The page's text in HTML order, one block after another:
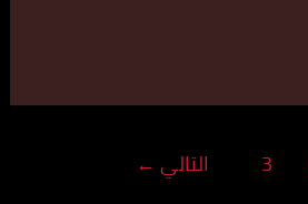
3 التالي ←